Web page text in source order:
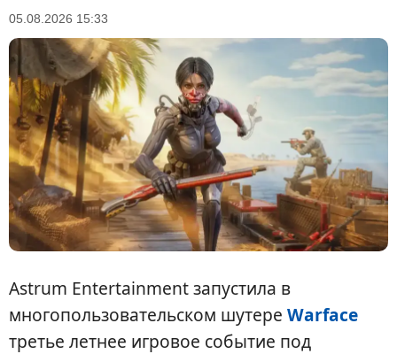
05.08.2026 15:33
Astrum Entertainment запустила в
многопользовательском шутере Warface
третье летнее игровое событие под